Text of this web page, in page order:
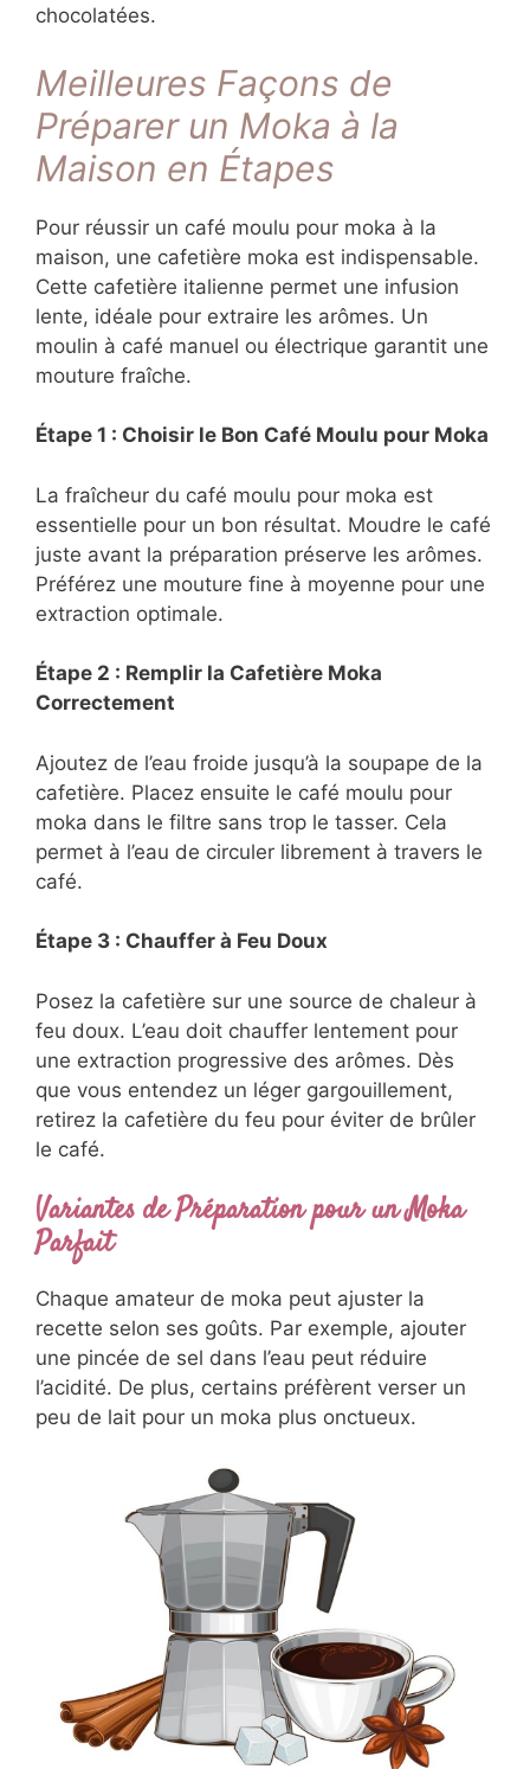
chocolatées.
Meilleures Façons de
Préparer un Moka à la
Maison en Étapes
Pour réussir un café moulu pour moka à la
maison, une cafetière moka est indispensable.
Cette cafetière italienne permet une infusion
lente, idéale pour extraire les arômes. Un
moulin à café manuel ou électrique garantit une
mouture fraîche.
Étape 1 : Choisir le Bon Café Moulu pour Moka
La fraîcheur du café moulu pour moka est
essentielle pour un bon résultat. Moudre le café
juste avant la préparation préserve les arômes.
Préférez une mouture fine à moyenne pour une
extraction optimale.
Étape 2 : Remplir la Cafetière Moka
Correctement
Ajoutez de l’eau froide jusqu’à la soupape de la
cafetière. Placez ensuite le café moulu pour
moka dans le filtre sans trop le tasser. Cela
permet à l’eau de circuler librement à travers le
café.
Étape 3 : Chauffer à Feu Doux
Posez la cafetière sur une source de chaleur à
feu doux. L’eau doit chauffer lentement pour
une extraction progressive des arômes. Dès
que vous entendez un léger gargouillement,
retirez la cafetière du feu pour éviter de brûler
le café.
Variantes de Préparation pour un Moka
Parfait
Chaque amateur de moka peut ajuster la
recette selon ses goûts. Par exemple, ajouter
une pincée de sel dans l’eau peut réduire
l’acidité. De plus, certains préfèrent verser un
peu de lait pour un moka plus onctueux.